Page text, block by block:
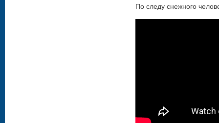
По следу снежного